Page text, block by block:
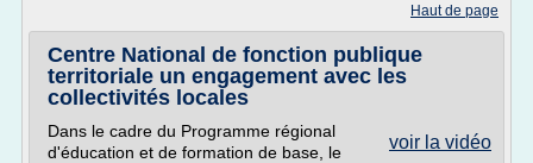
Haut de page
Centre National de fonction publique
territoriale un engagement avec les
collectivités locales
voir la vidéo
Dans le cadre du Programme régional
d'éducation et de formation de base, le